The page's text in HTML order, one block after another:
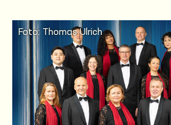
Foto: Thomas Ulrich